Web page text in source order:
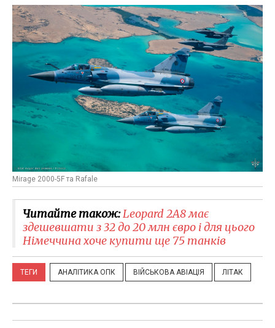
Mirage 2000-5F та Rafale
Читайте також:Leopard 2A8 має
здешевшати з 32 до 20 млн євро і для цього
Німеччина хоче купити ще 75 танків
ТЕГИ АНАЛІТИКА ОПК ВІЙСЬКОВА АВІАЦІЯ ЛІТАК